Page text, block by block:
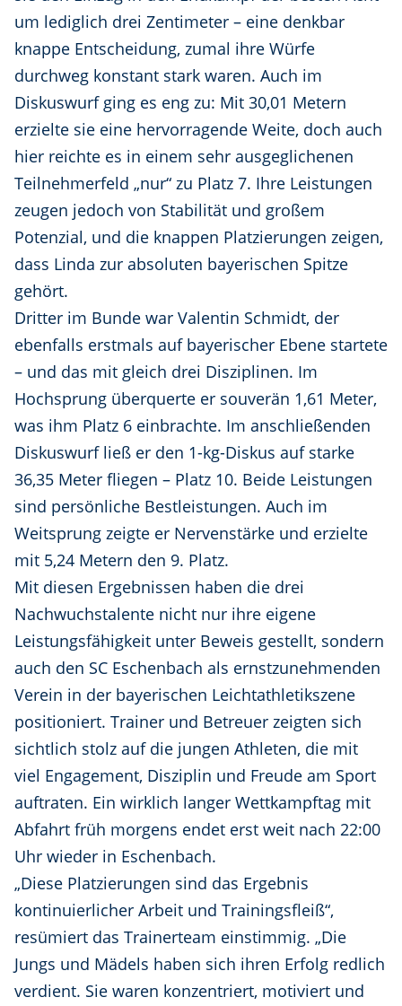
um lediglich drei Zentimeter – eine denkbar
knappe Entscheidung, zumal ihre Würfe
durchweg konstant stark waren. Auch im
Diskuswurf ging es eng zu: Mit 30,01 Metern
erzielte sie eine hervorragende Weite, doch auch
hier reichte es in einem sehr ausgeglichenen
Teilnehmerfeld „nur“ zu Platz 7. Ihre Leistungen
zeugen jedoch von Stabilität und großem
Potenzial, und die knappen Platzierungen zeigen,
dass Linda zur absoluten bayerischen Spitze
gehört.
Dritter im Bunde war Valentin Schmidt, der
ebenfalls erstmals auf bayerischer Ebene startete
– und das mit gleich drei Disziplinen. Im
Hochsprung überquerte er souverän 1,61 Meter,
was ihm Platz 6 einbrachte. Im anschließenden
Diskuswurf ließ er den 1-kg-Diskus auf starke
36,35 Meter fliegen – Platz 10. Beide Leistungen
sind persönliche Bestleistungen. Auch im
Weitsprung zeigte er Nervenstärke und erzielte
mit 5,24 Metern den 9. Platz.
Mit diesen Ergebnissen haben die drei
Nachwuchstalente nicht nur ihre eigene
Leistungsfähigkeit unter Beweis gestellt, sondern
auch den SC Eschenbach als ernstzunehmenden
Verein in der bayerischen Leichtathletikszene
positioniert. Trainer und Betreuer zeigten sich
sichtlich stolz auf die jungen Athleten, die mit
viel Engagement, Disziplin und Freude am Sport
auftraten. Ein wirklich langer Wettkampftag mit
Abfahrt früh morgens endet erst weit nach 22:00
Uhr wieder in Eschenbach.
„Diese Platzierungen sind das Ergebnis
kontinuierlicher Arbeit und Trainingsfleiß“,
resümiert das Trainerteam einstimmig. „Die
Jungs und Mädels haben sich ihren Erfolg redlich
verdient. Sie waren konzentriert, motiviert und